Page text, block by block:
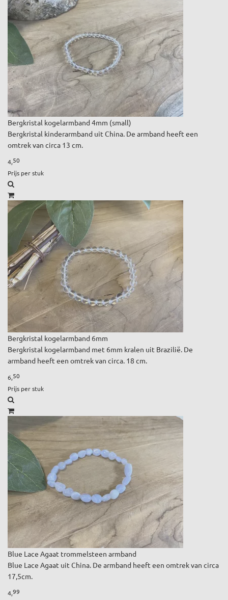
Bergkristal kogelarmband 4mm (small)
Bergkristal kinderarmband uit China. De armband heeft een
omtrek van circa 13 cm.
4,50
Prijs per stuk
Bergkristal kogelarmband 6mm
Bergkristal kogelarmband met 6mm kralen uit Brazilië. De
armband heeft een omtrek van circa. 18 cm.
6,50
Prijs per stuk
Blue Lace Agaat trommelsteen armband
Blue Lace Agaat uit China. De armband heeft een omtrek van circa
17,5cm.
4,99